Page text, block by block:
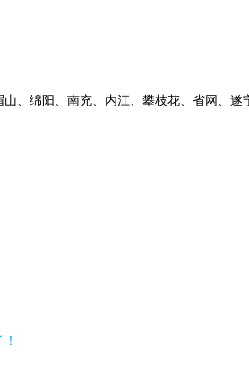
、绵阳、南充、内江、攀枝花、省网、遂